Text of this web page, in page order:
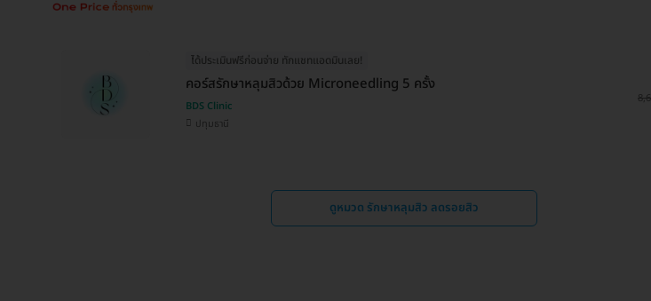
ได้ประเมินฟรีก่อนจ่าย ทักแชทแอดมินเลย!
คอร์สรักษาหลุมสิวด้วย Microneedling 5 ครั้ง
BDS Clinic
ปทุมธานี
ดูหมวด รักษาหลุมสิว ลดรอยสิว